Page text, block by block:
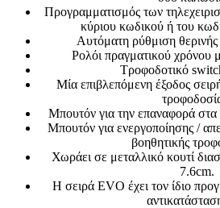
Προγραμματισμός των
κύριου κωδικού ή του
Αυτόματη ρύθμιση θερινής
Ρολόι πραγματικού χρόνου
Τροφοδοτικό
Μία επιβλεπόμενη έξοδος
Μπουτόν για την επαναφορά
Μπουτόν για ενεργοποίησης /
βοηθητικής
Χωράει σε μεταλλικό κουτί
7.6cm.
Η σειρά EVO έχει τον ίδιο